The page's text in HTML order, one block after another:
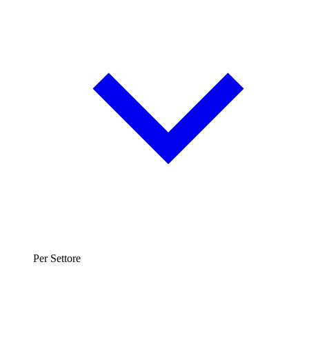
Per Settore